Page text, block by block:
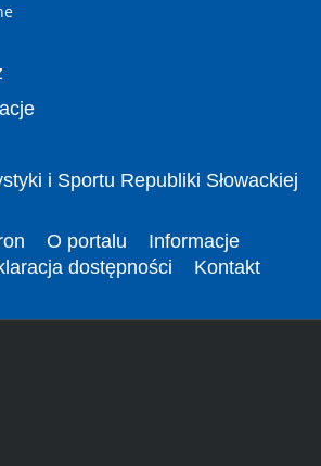
i Sportu Republiki Słowackiej
O portalu
Informacje
dostępności Kontakt